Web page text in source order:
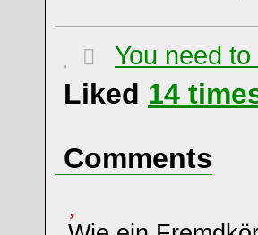
You need
Liked 14
Comments